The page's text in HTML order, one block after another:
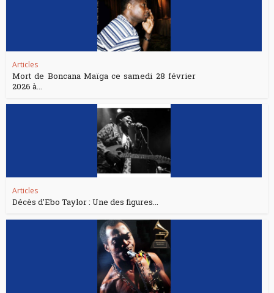
Articles
Mort de Boncana Maïga ce samedi 28 février
2026 à...
Articles
Décès d’Ebo Taylor : Une des figures...